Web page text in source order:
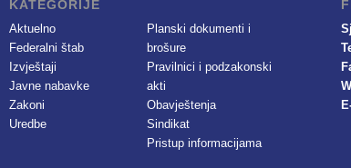
KATEGORIJE
Aktuelno
Federalni štab
Izvještaji
Javne nabavke
Zakoni
Uredbe
Planski dokumenti i
brošure
Pravilnici i podzakonski
akti
Obavještenja
Sindikat
Pristup informacijama